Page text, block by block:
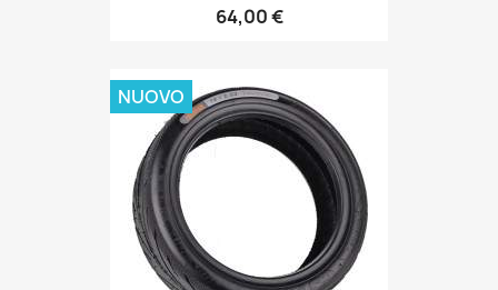
64,00 €
NUOVO